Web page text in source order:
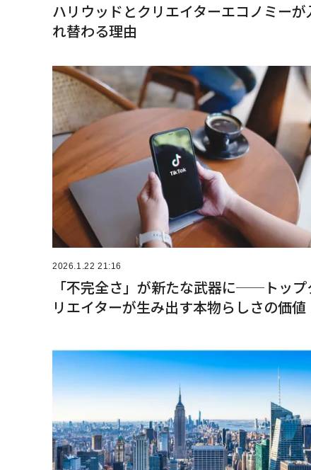
ハリウッドとクリエイターエコノミーが
れ替わる理由
2026.1.22 21:16
「不完全さ」が新たな武器に──トップ
リエイターが生み出す本物らしさの価値